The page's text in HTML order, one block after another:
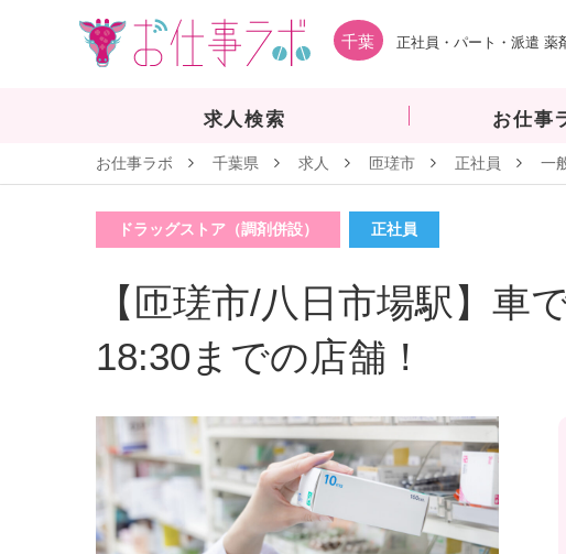
千葉 正社員・パート・派遣 薬
求人検索 お仕事
お仕事ラボ 千葉県 求人 匝瑳市 正社員 一
ドラッグストア（調剤併設） 正社員
【匝瑳市/八日市場駅】
18:30までの店舗！